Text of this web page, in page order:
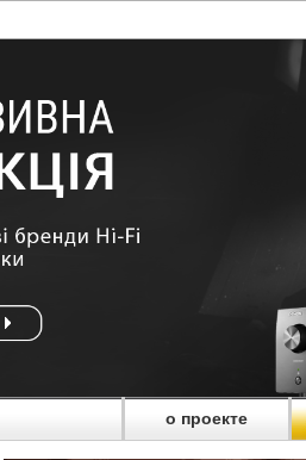
о проекте